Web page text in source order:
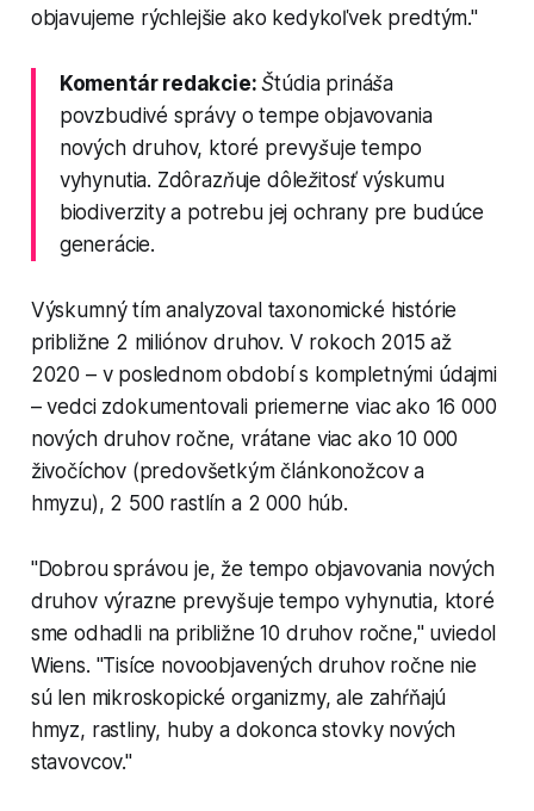
objavujeme rýchlejšie ako kedykoľvek predtým."
Komentár redakcie:Štúdia prináša
povzbudivé správy o tempe objavovania
nových druhov, ktoré prevyšuje tempo
vyhynutia. Zdôrazňuje dôležitosť výskumu
biodiverzity a potrebu jej ochrany pre budúce
generácie.
Výskumný tím analyzoval taxonomické histórie
približne 2 miliónov druhov. V rokoch 2015 až
2020 – v poslednom období s kompletnými údajmi
– vedci zdokumentovali priemerne viac ako 16 000
nových druhov ročne, vrátane viac ako 10 000
živočíchov (predovšetkým článkonožcov a
hmyzu), 2 500 rastlín a 2 000 húb.
"Dobrou správou je, že tempo objavovania nových
druhov výrazne prevyšuje tempo vyhynutia, ktoré
sme odhadli na približne 10 druhov ročne," uviedol
Wiens. "Tisíce novoobjavených druhov ročne nie
sú len mikroskopické organizmy, ale zahŕňajú
hmyz, rastliny, huby a dokonca stovky nových
stavovcov."